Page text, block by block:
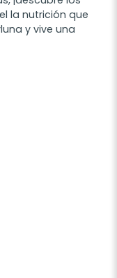
la nutrición que
y vive una